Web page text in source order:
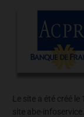
Le site a été créé
site abe-